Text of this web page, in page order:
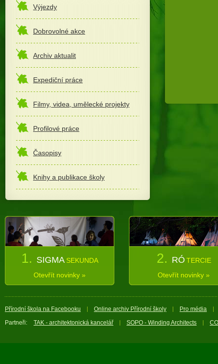
Výjezdy
Dobrovolné akce
Archiv aktualit
Expediční práce
Filmy, videa, umělecké projekty
Profilové práce
Časopisy
Knihy a publikace školy
1. SIGMA SEKUNDA
Otevřít novinky »
2. RÓ TERCIE
Otevřít novinky »
Přírodní škola na Facebooku Online archiv Přírodní školy
Pro média
Partneři:
TAK - architektonická kancelář SOPO - Winding Architects